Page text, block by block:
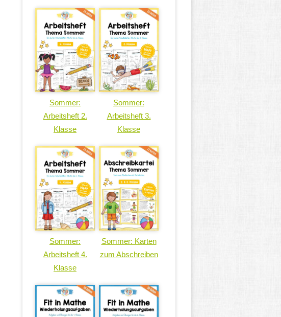
Sommer:
Arbeitsheft 2.
Klasse
Sommer:
Arbeitsheft 3.
Klasse
Sommer:
Arbeitsheft 4.
Klasse
Sommer: Karten
zum Abschreiben